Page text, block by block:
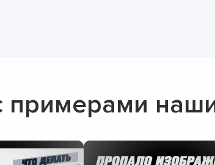
примерами